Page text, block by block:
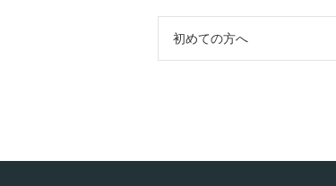
初めての方へ